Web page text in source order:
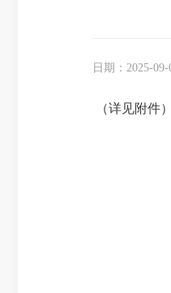
日期：2025-09-
（详见附件）